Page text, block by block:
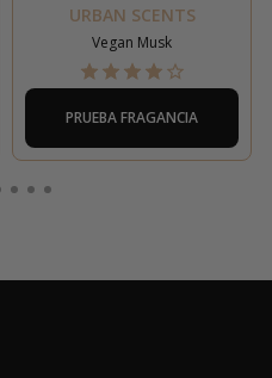
URBAN SCENTS
Vegan Musk
PRUEBA FRAGANCIA